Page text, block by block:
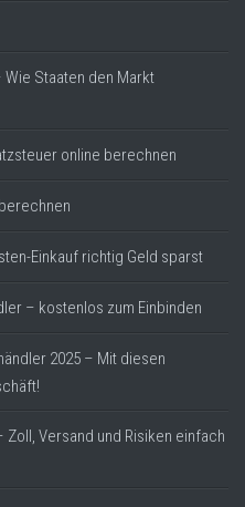
Staaten den Markt
online berechnen
Einkauf richtig Geld sparst
– kostenlos zum Einbinden
2025 – Mit diesen
Zoll, Versand und Risiken einfach